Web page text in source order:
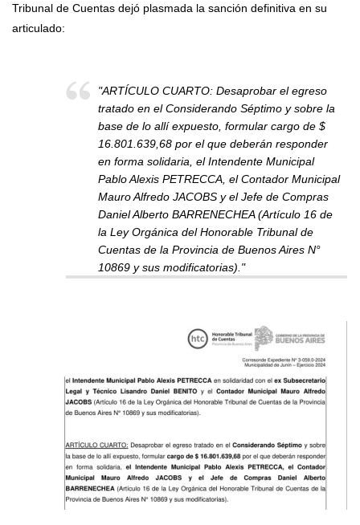
Tribunal de Cuentas dejó plasmada la sanción definitiva en su
articulado:
"ARTÍCULO CUARTO: Desaprobar el egreso
tratado en el Considerando Séptimo y sobre la
base de lo allí expuesto, formular cargo de $
16.801.639,68 por el que deberán responder
en forma solidaria, el Intendente Municipal
Pablo Alexis PETRECCA, el Contador Municipal
Mauro Alfredo JACOBS y el Jefe de Compras
Daniel Alberto BARRENECHEA (Artículo 16 de
la Ley Orgánica del Honorable Tribunal de
Cuentas de la Provincia de Buenos Aires N°
10869 y sus modificatorias)."